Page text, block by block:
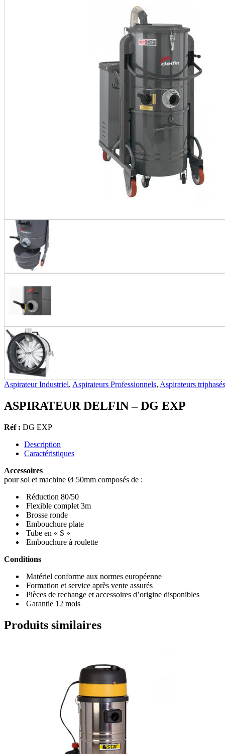
Aspirateur Industriel, Aspirateurs Professionnels, Aspirateurs triphasés
ASPIRATEUR DELFIN – DG EXP
Réf : DG EXP
Description
Caractéristiques
Accessoires
pour sol et machine Ø 50mm composés de :
Réduction 80/50
Flexible complet 3m
Brosse ronde
Embouchure plate
Tube en « S »
Embouchure à roulette
Conditions
Matériel conforme aux normes européenne
Formation et service après vente assurés
Pièces de rechange et accessoires d’origine disponibles
Garantie 12 mois
Produits similaires